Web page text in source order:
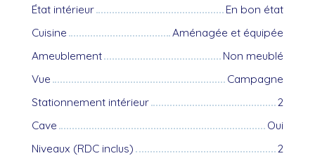
État intérieur
En bon état
Cuisine
Aménagée et équipée
Ameublement
Non meublé
Vue
Campagne
Stationnement intérieur
2
Cave
Oui
Niveaux (RDC inclus)
2